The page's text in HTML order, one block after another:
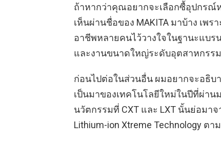
ถ้าหากว่าคุณอยากจะเลือกซื้อุปกรณ์
เห็นผ่านชื่อของ MAKITA มาบ้าง เพ
อาชีพหลายคนไว้วางใจในฐานะแบ
และงานขนาดใหญ่ระดับอุตสาหกรรม
ก่อนไปต่อในส่วนอื่น ผมอยากจะอธิบ
เป็นมาของเทคโนโลยีใหม่ในปีที่ผ่าน
นวัตกรรมที่ CXT และ LXT นั้นย่อมาจ
Lithium-ion Xtreme Technology ตา